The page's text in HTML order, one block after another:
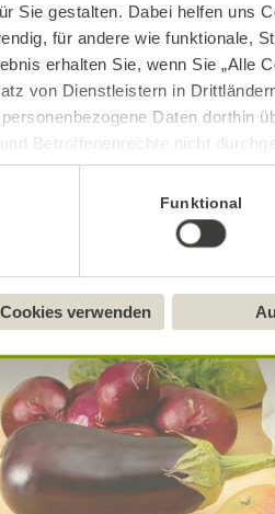
Sie gestalten. Dabei helfen uns
für andere wie funktionale,
erhalten Sie, wenn Sie „Alle
von Dienstleistern in
Daten dorthin
Betroffenenrechte nicht
-übermittlung widerrufen und
erfahren Sie in unseremImpressum
Funktional
verwenden
Alnatura anmelden